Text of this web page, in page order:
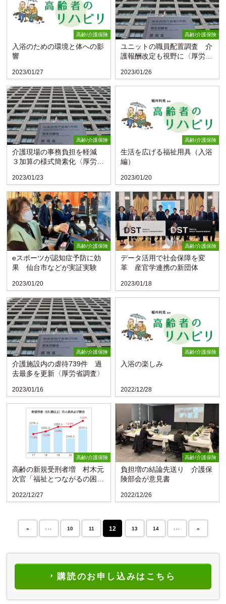
高齢/介護保険
入浴のための環境と体への影
響
2023/01/27
高齢/介護保険
ユニットの職員配置調査 介
護報酬改定も視野に〈厚労
2023/01/26
高齢/介護保険
介護現場の事務負担を軽減
３加算の様式簡素化〈厚労
2023/01/23
高齢/介護保険
生活を広げる福祉用具（入浴
編）
2023/01/20
高齢/介護保険
eスポーツが認知症予防に効
果 仙台市などが実証実験
2023/01/20
高齢/介護保険
データ活用で社会保障を変
革 産官学連携の新団体
2023/01/18
高齢/介護保険
介護施設内の虐待739件 過
去最多を更新〈厚労省調査〉
2023/01/16
高齢/介護保険
入浴の楽しみ
2022/12/28
高齢/介護保険
高齢の新規受刑者増 村木元
次官「福祉とつながるの困
2022/12/27
高齢/介護保険
負担増の結論先送り 介護保
険部会が意見書
2022/12/26
« 10 11 12 13 14 »
購読のお申し込みはこちら